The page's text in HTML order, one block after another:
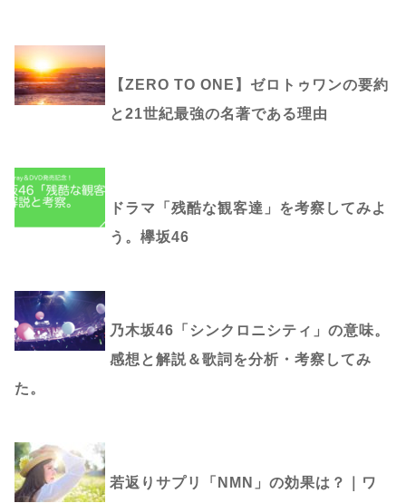
【ZERO TO ONE】ゼロトゥワンの要約
と21世紀最強の名著である理由
ドラマ「残酷な観客達」を考察してみよ
う。欅坂46
乃木坂46「シンクロニシティ」の意味。
感想と解説＆歌詞を分析・考察してみ
た。
若返りサプリ「NMN」の効果は？｜ワ